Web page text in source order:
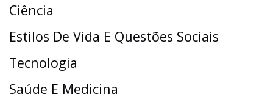
Ciência
Estilos De Vida E Questões Sociais
Tecnologia
Saúde E Medicina